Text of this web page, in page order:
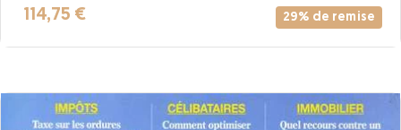
29% de remise
114,75 €